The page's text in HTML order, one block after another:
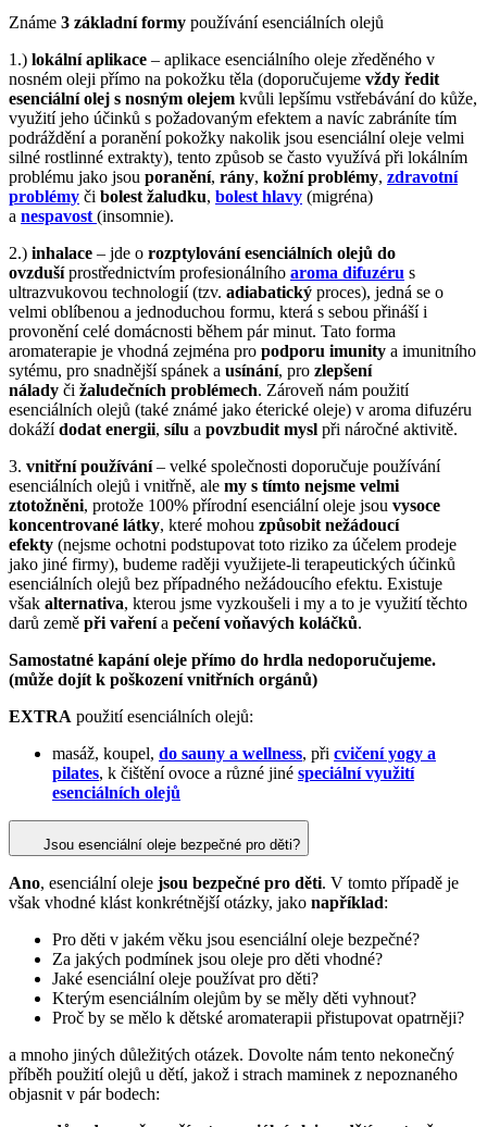
Známe 3 základní formy používání esenciálních olejů
1.) lokální aplikace – aplikace esenciálního oleje zředěného v
nosném oleji přímo na pokožku těla (doporučujeme vždy ředit
esenciální olej s nosným olejem kvůli lepšímu vstřebávání do kůže,
využití jeho účinků s požadovaným efektem a navíc zabráníte tím
podráždění a poranění pokožky nakolik jsou esenciální oleje velmi
silné rostlinné extrakty), tento způsob se často využívá při lokálním
problému jako jsou poranění, rány, kožní problémy, zdravotní
problémy či bolest žaludku, bolest hlavy (migréna)
a nespavost (insomnie).
2.) inhalace – jde o rozptylování esenciálních olejů do
ovzdušíprostřednictvím profesionálního aroma difuzéru s
ultrazvukovou technologií (tzv. adiabatický proces), jedná se o
velmi oblíbenou a jednoduchou formu, která s sebou přináší i
provonění celé domácnosti během pár minut. Tato forma
aromaterapie je vhodná zejména pro podporu imunity a imunitního
sytému, pro snadnější spánek a usínání, pro zlepšení
nálady či žaludečních problémech. Zároveň nám použití
esenciálních olejů (také známé jako éterické oleje) v aroma difuzéru
dokážídodat energii, sílu a povzbudit mysl při náročné aktivitě.
3. vnitřní používání– velké společnosti doporučuje používání
esenciálních olejů i vnitřně, ale my s tímto nejsme velmi
ztotožněni, protože 100% přírodní esenciální oleje jsou vysoce
koncentrované látky, které mohou způsobit nežádoucí
efekty (nejsme ochotni podstupovat toto riziko za účelem prodeje
jako jiné firmy), budeme raději využijete-li terapeutických účinků
esenciálních olejů bez případného nežádoucího efektu. Existuje
však alternativa, kterou jsme vyzkoušeli i my a to je využití těchto
darů země při vařenía pečení voňavých koláčků.
Samostatné kapání oleje přímo do hrdla nedoporučujeme.
(může dojít k poškození vnitřních orgánů)
EXTRA použití esenciálních olejů:
masáž, koupel, do sauny a wellness, při cvičení yogy a
pilates, k čištění ovoce a různé jiné speciální využití
esenciálních olejů
Jsou esenciální oleje bezpečné pro děti?
Ano, esenciální oleje jsou bezpečné pro děti. V tomto případě je
však vhodné klást konkrétnější otázky, jako například:
Pro děti v jakém věku jsou esenciální oleje bezpečné?
Za jakých podmínek jsou oleje pro děti vhodné?
Jaké esenciální oleje používat pro děti?
Kterým esenciálním olejům by se měly děti vyhnout?
Proč by se mělo k dětské aromaterapii přistupovat opatrněji?
a mnoho jiných důležitých otázek. Dovolte nám tento nekonečný
příběh použití olejů u dětí, jakož i strach maminek z nepoznaného
objasnit v pár bodech: